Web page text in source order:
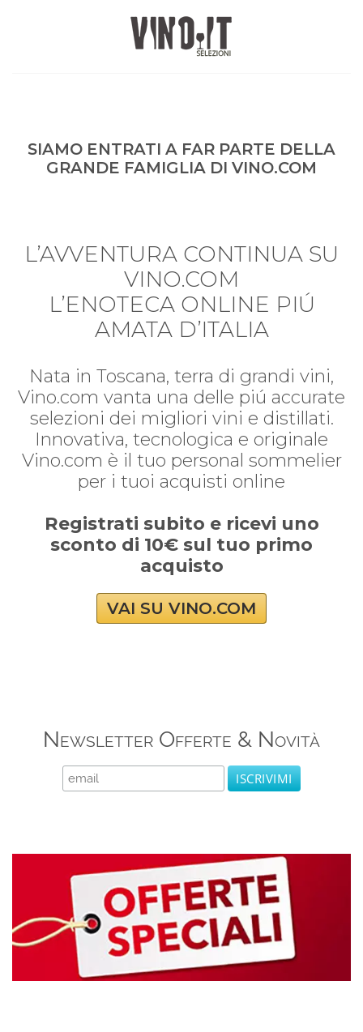
SIAMO ENTRATI A FAR PARTE DELLA
GRANDE FAMIGLIA DI VINO.COM
L’AVVENTURA CONTINUA SU
VINO.COM
L’ENOTECA ONLINE PIÚ
AMATA D’ITALIA
Nata in Toscana, terra di grandi vini,
Vino.com vanta una delle piú accurate
selezioni dei migliori vini e distillati.
Innovativa, tecnologica e originale
Vino.com è il tuo personal sommelier
per i tuoi acquisti online
Registrati subito e ricevi uno
sconto di 10€ sul tuo primo
acquisto
VAI SU VINO.COM
Newsletter Offerte & Novità